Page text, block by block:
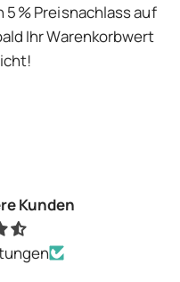
% Preisnachlass auf
Ihr Warenkorbwert
Kunden